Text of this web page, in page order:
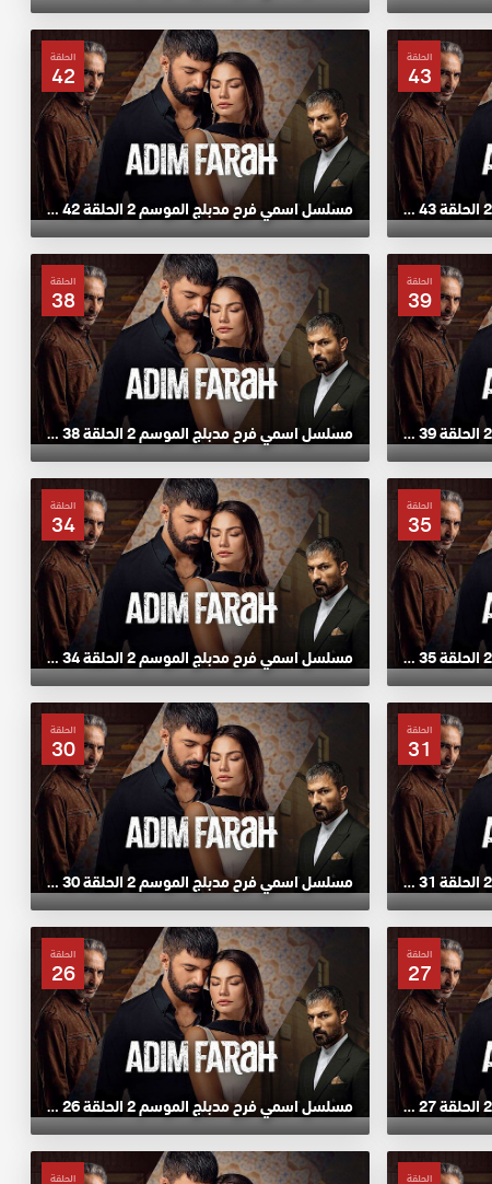
الحلقة
43
مسلسل اسمي فرح مدبلج الموسم 2 الحلقة 43 HD
الحلقة
42
مسلسل اسمي فرح مدبلج الموسم 2 الحلقة 42 HD
الحلقة
39
مسلسل اسمي فرح مدبلج الموسم 2 الحلقة 39 HD
الحلقة
38
مسلسل اسمي فرح مدبلج الموسم 2 الحلقة 38 HD
الحلقة
35
مسلسل اسمي فرح مدبلج الموسم 2 الحلقة 35 HD
الحلقة
34
مسلسل اسمي فرح مدبلج الموسم 2 الحلقة 34 HD
الحلقة
31
مسلسل اسمي فرح مدبلج الموسم 2 الحلقة 31 HD
الحلقة
30
مسلسل اسمي فرح مدبلج الموسم 2 الحلقة 30 HD
الحلقة
27
مسلسل اسمي فرح مدبلج الموسم 2 الحلقة 27 HD
الحلقة
26
مسلسل اسمي فرح مدبلج الموسم 2 الحلقة 26 HD
الحلقة الحلقة